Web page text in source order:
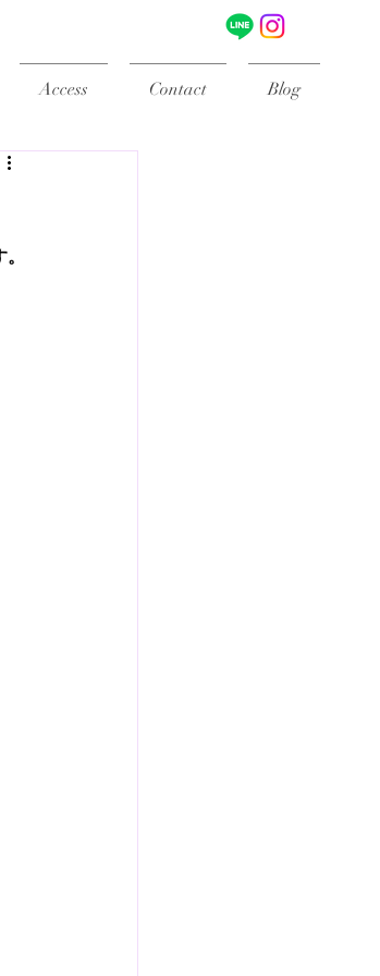
Access Contact Blog